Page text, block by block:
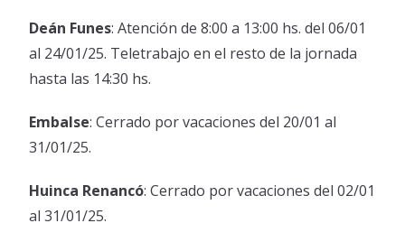
Deán Funes: Atención de 8:00 a 13:00 hs. del 06/01
al 24/01/25. Teletrabajo en el resto de la jornada
hasta las 14:30 hs.
Embalse: Cerrado por vacaciones del 20/01 al
31/01/25.
Huinca Renancó: Cerrado por vacaciones del 02/01
al 31/01/25.